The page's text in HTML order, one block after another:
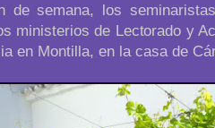
de semana, los
ministerios de Lectorado y
en Montilla, en la casa de